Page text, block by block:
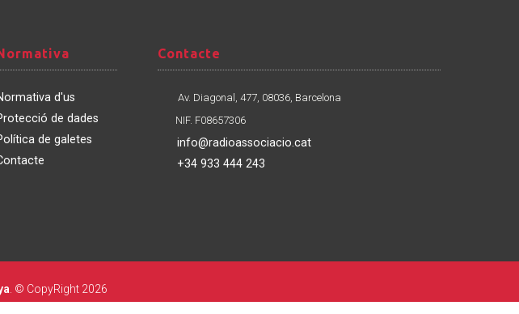
d'us
de dades
de galetes
Contacte
Contacte
Av. Diagonal, 477, 08036, Barcelona
NIF. F08657306
info@radioassociacio.cat
+34 933 444 243
. © CopyRight 2026